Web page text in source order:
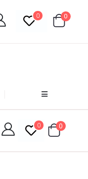
0 0
0 0